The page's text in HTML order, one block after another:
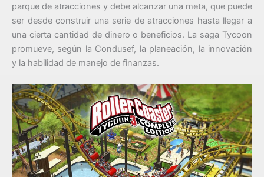
parque de atracciones​ y debe alcanzar una meta, que puede
ser desde construir una serie de atracciones hasta llegar a
una cierta cantidad de dinero o beneficios. La saga Tycoon
promueve, según la Condusef, la planeación, la innovación
y la habilidad de manejo de finanzas.